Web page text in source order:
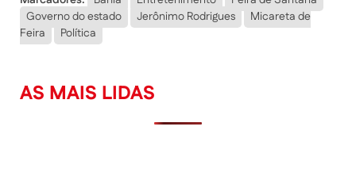
Governo do estado
Jerônimo Rodrigues
Micareta de
Feira
Política
AS MAIS LIDAS